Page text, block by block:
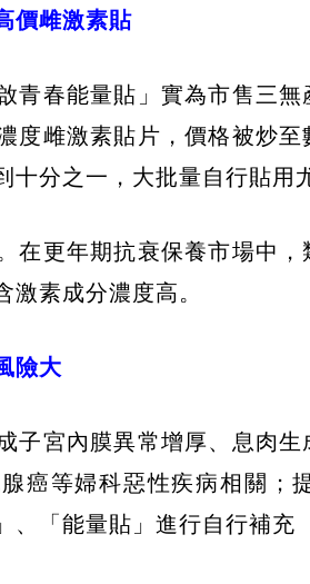
價雌激素貼
青春能量貼」實為市售三
度雌激素貼片，價格被炒
十分之一，大批量自行貼用
在更年期抗衰保養市場中
激素成分濃度高。
險大
子宮內膜異常增厚、息肉
癌等婦科惡性疾病相關；
、「能量貼」進行自行補充